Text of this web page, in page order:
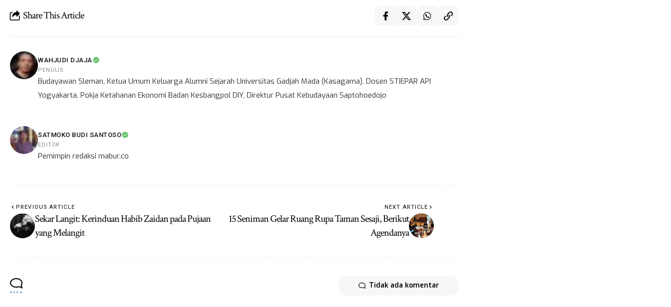
Share This Article
WAHJUDI DJAJA
PENULIS
Budayawan Sleman, Ketua Umum Keluarga Alumni Sejarah Universitas Gadjah Mada (Kasagama), Dosen STIEPAR API
Yogyakarta, Pokja Ketahanan Ekonomi Badan Kesbangpol DIY, Direktur Pusat Kebudayaan Saptohoedojo
SATMOKO BUDI SANTOSO
EDITOR
Pemimpin redaksi mabur.co
PREVIOUS ARTICLE
Sekar Langit: Kerinduan Habib Zaidan pada Pujaan
yang Melangit
NEXT ARTICLE
15 Seniman Gelar Ruang Rupa Taman Sesaji, Berikut
Agendanya
Tidak ada komentar